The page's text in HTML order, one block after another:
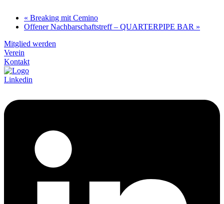
« Breaking mit Cemino
Offener Nachbarschaftstreff – QUARTERPIPE BAR »
Mitglied werden
Verein
Kontakt
Linkedin